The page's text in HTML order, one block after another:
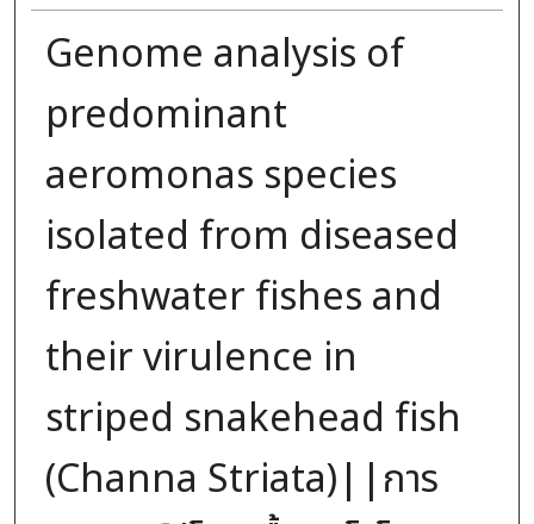
Genome analysis of
predominant
aeromonas species
isolated from diseased
freshwater fishes and
their virulence in
striped snakehead fish
(Channa Striata)||การ